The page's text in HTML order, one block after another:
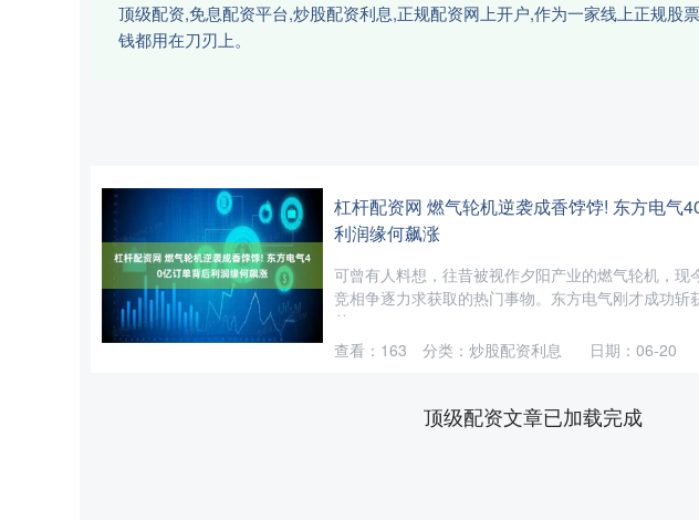
顶级配资,免息配资平台,炒股配资利息,正规配资网上开户,作为一家线上正规
钱都用在刀刃上。
杠杆配资网 燃气轮机逆袭成香饽饽! 东方电气
利润缘何飙涨
可曾有人料想，往昔被视作夕阳产业的燃气轮机，
竞相争逐力求获取的热门事物。东方电气刚才成功
单....
日期：06-20
查看： 163 分类： 炒股配资利息
顶级配资文章已加载完成